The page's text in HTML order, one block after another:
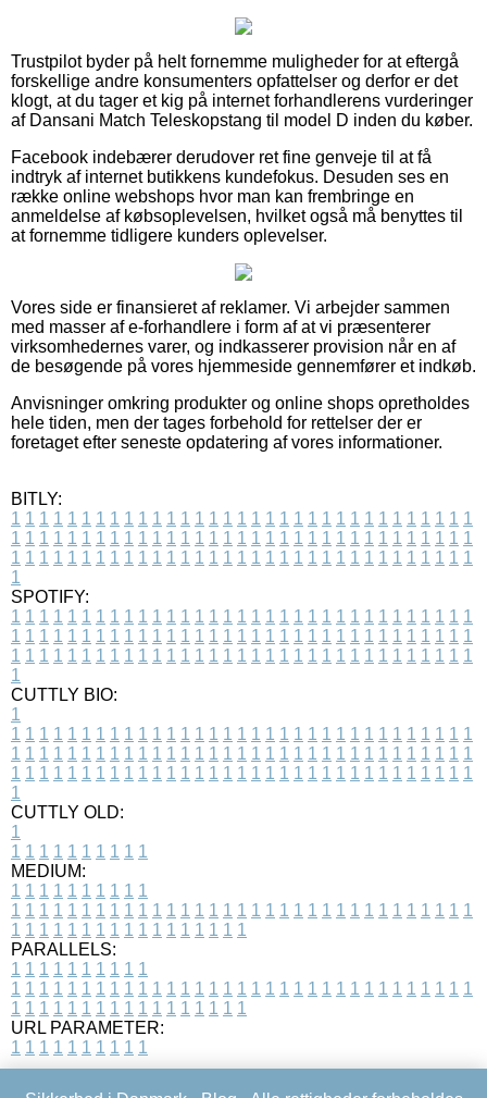
Trustpilot byder på helt fornemme muligheder for at eftergå
forskellige andre konsumenters opfattelser og derfor er det
klogt, at du tager et kig på internet forhandlerens vurderinger
af Dansani Match Teleskopstang til model D inden du køber.
Facebook indebærer derudover ret fine genveje til at få
indtryk af internet butikkens kundefokus. Desuden ses en
række online webshops hvor man kan frembringe en
anmeldelse af købsoplevelsen, hvilket også må benyttes til
at fornemme tidligere kunders oplevelser.
Vores side er finansieret af reklamer. Vi arbejder sammen
med masser af e-forhandlere i form af at vi præsenterer
virksomhedernes varer, og indkasserer provision når en af
de besøgende på vores hjemmeside gennemfører et indkøb.
Anvisninger omkring produkter og online shops opretholdes
hele tiden, men der tages forbehold for rettelser der er
foretaget efter seneste opdatering af vores informationer.
BITLY:
1 1 1 1 1 1 1 1 1 1 1 1 1 1 1 1 1 1 1 1 1 1 1 1 1 1 1 1 1 1 1 1 1
1 1 1 1 1 1 1 1 1 1 1 1 1 1 1 1 1 1 1 1 1 1 1 1 1 1 1 1 1 1 1 1 1
1 1 1 1 1 1 1 1 1 1 1 1 1 1 1 1 1 1 1 1 1 1 1 1 1 1 1 1 1 1 1 1 1
1
SPOTIFY:
1 1 1 1 1 1 1 1 1 1 1 1 1 1 1 1 1 1 1 1 1 1 1 1 1 1 1 1 1 1 1 1 1
1 1 1 1 1 1 1 1 1 1 1 1 1 1 1 1 1 1 1 1 1 1 1 1 1 1 1 1 1 1 1 1 1
1 1 1 1 1 1 1 1 1 1 1 1 1 1 1 1 1 1 1 1 1 1 1 1 1 1 1 1 1 1 1 1 1
1
CUTTLY BIO:
1
1 1 1 1 1 1 1 1 1 1 1 1 1 1 1 1 1 1 1 1 1 1 1 1 1 1 1 1 1 1 1 1 1
1 1 1 1 1 1 1 1 1 1 1 1 1 1 1 1 1 1 1 1 1 1 1 1 1 1 1 1 1 1 1 1 1
1 1 1 1 1 1 1 1 1 1 1 1 1 1 1 1 1 1 1 1 1 1 1 1 1 1 1 1 1 1 1 1 1
1
CUTTLY OLD:
1
1 1 1 1 1 1 1 1 1 1
MEDIUM:
1 1 1 1 1 1 1 1 1 1
1 1 1 1 1 1 1 1 1 1 1 1 1 1 1 1 1 1 1 1 1 1 1 1 1 1 1 1 1 1 1 1 1
1 1 1 1 1 1 1 1 1 1 1 1 1 1 1 1 1
PARALLELS:
1 1 1 1 1 1 1 1 1 1
1 1 1 1 1 1 1 1 1 1 1 1 1 1 1 1 1 1 1 1 1 1 1 1 1 1 1 1 1 1 1 1 1
1 1 1 1 1 1 1 1 1 1 1 1 1 1 1 1 1
URL PARAMETER:
1 1 1 1 1 1 1 1 1 1